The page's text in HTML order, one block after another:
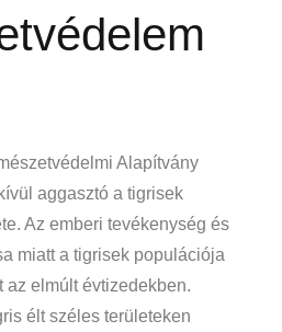
Alapítvány
aggasztó a tigrisek
Az emberi tevékenység és
miatt a tigrisek populációja
az elmúlt évtizedekben.
élt széles területeken